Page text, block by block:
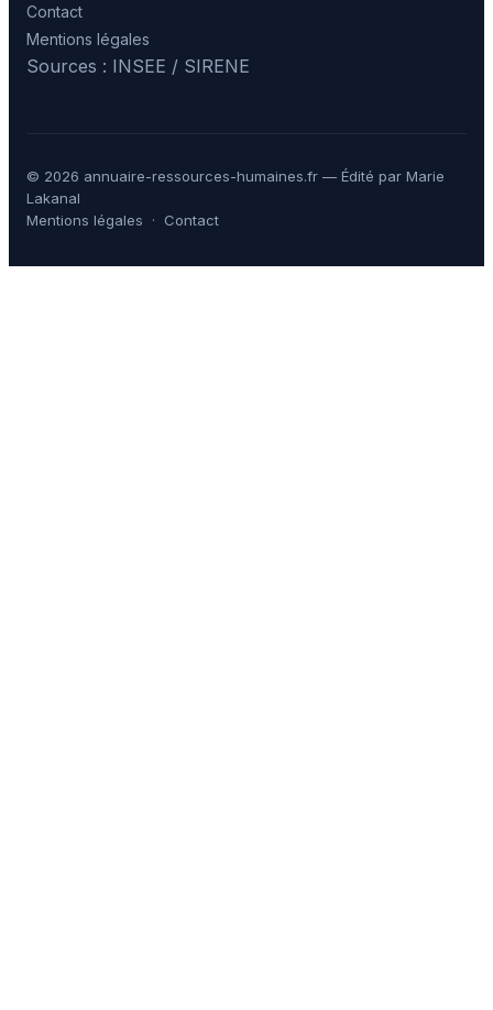
Contact
Mentions légales
Sources : INSEE / SIRENE
© 2026 annuaire-ressources-humaines.fr — Édité par Marie
Lakanal
Mentions légales · Contact